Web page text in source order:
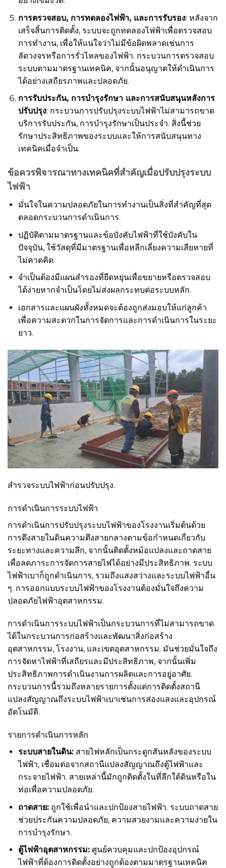
การตรวจสอบ, การทดลองไฟฟ้า, และการรับรอง: หลังจาก
เสร็จสิ้นการติดตั้ง, ระบบจะถูกทดลองไฟฟ้าเพื่อตรวจสอบ
การทำงาน, เพื่อให้แน่ใจว่าไม่มีข้อผิดพลาดเช่นการ
ลัดวงจรหรือการรั่วไหลของไฟฟ้า. กระบวนการตรวจสอบ
ระบบตามมาตรฐานเทคนิค, จากนั้นอนุญาตให้ดำเนินการ
ได้อย่างเสถียรภาพและปลอดภัย.
การรับประกัน, การบำรุงรักษา และการสนับสนุนหลังการ
ปรับปรุง: กระบวนการปรับปรุงระบบไฟฟ้าไม่สามารถขาด
บริการรับประกัน, การบำรุงรักษาเป็นประจำ. สิ่งนี้ช่วย
รักษาประสิทธิภาพของระบบและให้การสนับสนุนทาง
เทคนิคเมื่อจำเป็น.
ข้อควรพิจารณาทางเทคนิคที่สำคัญเมื่อปรับปรุงระบบ
ไฟฟ้า
มั่นใจในความปลอดภัยในการทำงานเป็นสิ่งที่สำคัญที่สุด
ตลอดกระบวนการดำเนินการ.
ปฏิบัติตามมาตรฐานและข้อบังคับไฟฟ้าที่ใช้บังคับใน
ปัจจุบัน, ใช้วัสดุที่มีมาตรฐานเพื่อหลีกเลี่ยงความเสียหายที่
ไม่คาดคิด.
จำเป็นต้องมีแผนสำรองที่ยืดหยุ่นเพื่อขยายหรือตรวจสอบ
ได้ง่ายหากจำเป็นโดยไม่ส่งผลกระทบต่อระบบหลัก.
เอกสารและแผนผังทั้งหมดจะต้องถูกส่งมอบให้แก่ลูกค้า
เพื่อความสะดวกในการจัดการและการดำเนินการในระยะ
ยาว.
สำรวจระบบไฟฟ้าก่อนปรับปรุง.
การดำเนินการระบบไฟฟ้า
การดำเนินการปรับปรุงระบบไฟฟ้าของโรงงานเริ่มต้นด้วย
การดึงสายในดินความตึงสายกลางตามข้อกำหนดเกี่ยวกับ
ระยะทางและความลึก, จากนั้นติดตั้งหม้อแปลงและถาดสาย
เพื่อลดภาระการจัดการสายไฟได้อย่างมีประสิทธิภาพ. ระบบ
ไฟฟ้าเบาก็ถูกดำเนินการ, รวมถึงแสงสว่างและระบบไฟฟ้าอื่น
ๆ. การออกแบบระบบไฟฟ้าของโรงงานต้องมั่นใจถึงความ
ปลอดภัยไฟฟ้าอุตสาหกรรม.
การดำเนินการระบบไฟฟ้าเป็นกระบวนการที่ไม่สามารถขาด
ได้ในกระบวนการก่อสร้างและพัฒนาสิ่งก่อสร้าง
อุตสาหกรรม, โรงงาน, และเขตอุตสาหกรรม. มันช่วยมั่นใจถึง
การจัดหาไฟฟ้าที่เสถียรและมีประสิทธิภาพ, จากนั้นเพิ่ม
ประสิทธิภาพการดำเนินงานการผลิตและการอยู่อาศัย.
กระบวนการนี้รวมถึงหลายรายการตั้งแต่การติดตั้งสถานี
แปลงสัญญาณถึงระบบไฟฟ้าเบาเช่นการส่องแสงและอุปกรณ์
อัตโนมัติ.
รายการดำเนินการหลัก
ระบบสายในดิน:สายไฟหลักเป็นกระดูกสันหลังของระบบ
ไฟฟ้า, เชื่อมต่อจากสถานีแปลงสัญญาณถึงตู้ไฟฟ้าและ
กระจายไฟฟ้า. สายเหล่านี้มักถูกติดตั้งในที่ลึกใต้ดินหรือใน
ท่อเพื่อความปลอดภัย.
ถาดสาย:ถูกใช้เพื่อนำและปกป้องสายไฟฟ้า. ระบบถาดสาย
ช่วยประกันความปลอดภัย, ความสวยงามและความง่ายใน
การบำรุงรักษา.
ตู้ไฟฟ้าอุตสาหกรรม:ศูนย์ควบคุมและปกป้องอุปกรณ์
ไฟฟ้าที่ต้องการติดตั้งอย่างถูกต้องตามมาตรฐานเทคนิค